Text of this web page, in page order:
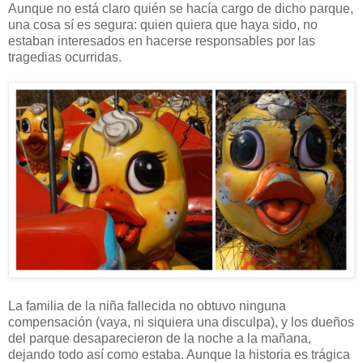
Aunque no está claro quién se hacía cargo de dicho parque,
una cosa sí es segura: quien quiera que haya sido, no
estaban interesados en hacerse responsables por las
tragedias ocurridas.
La familia de la niña fallecida no obtuvo ninguna
compensación (vaya, ni siquiera una disculpa), y los dueños
del parque desaparecieron de la noche a la mañana,
dejando todo así como estaba. Aunque la historia es trágica